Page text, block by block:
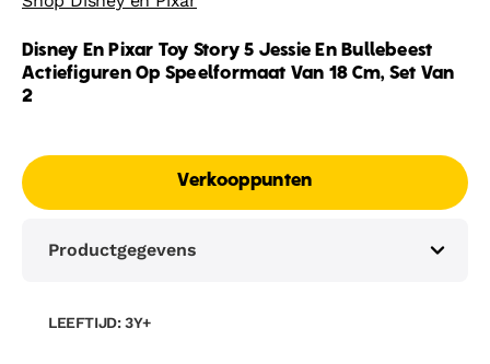
Disney En Pixar Toy Story 5 Jessie En Bullebeest
Actiefiguren Op Speelformaat Van 18 Cm, Set Van
2
Verkooppunten
Productgegevens
LEEFTIJD: 3Y+